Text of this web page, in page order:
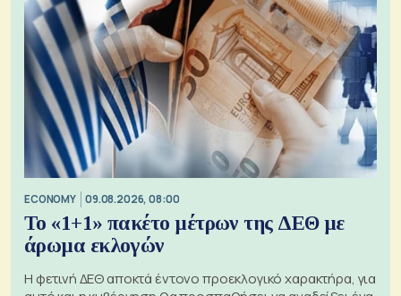
ECONOMY 09.08.2026, 08:00
Το «1+1» πακέτο μέτρων της ΔΕΘ με
άρωμα εκλογών
Η φετινή ΔΕΘ αποκτά έντονο προεκλογικό χαρακτήρα, για